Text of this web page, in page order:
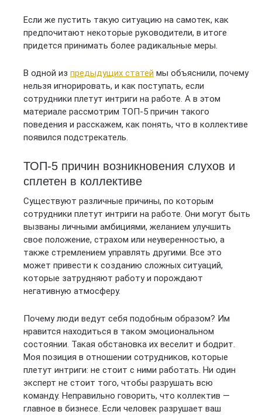
Если же пустить такую ситуацию на самотек, как
предпочитают некоторые руководители, в итоге
придется принимать более радикальные меры.
В одной из предыдущих статей мы объяснили, почему
нельзя игнорировать, и как поступать, если
сотрудники плетут интриги на работе. А в этом
материале рассмотрим ТОП-5 причин такого
поведения и расскажем, как понять, что в коллективе
появился подстрекатель.
ТОП-5 причин возникновения слухов и
сплетен в коллективе
Существуют различные причины, по которым
сотрудники плетут интриги на работе. Они могут быть
вызваны личными амбициями, желанием улучшить
свое положение, страхом или неуверенностью, а
также стремлением управлять другими. Все это
может привести к созданию сложных ситуаций,
которые затрудняют работу и порождают
негативную атмосферу.
Почему люди ведут себя подобным образом? Им
нравится находиться в таком эмоциональном
состоянии. Такая обстановка их веселит и бодрит.
Моя позиция в отношении сотрудников, которые
плетут интриги: не стоит с ними работать. Ни один
эксперт не стоит того, чтобы разрушать всю
команду. Неправильно говорить, что коллектив —
главное в бизнесе. Если человек разрушает ваш